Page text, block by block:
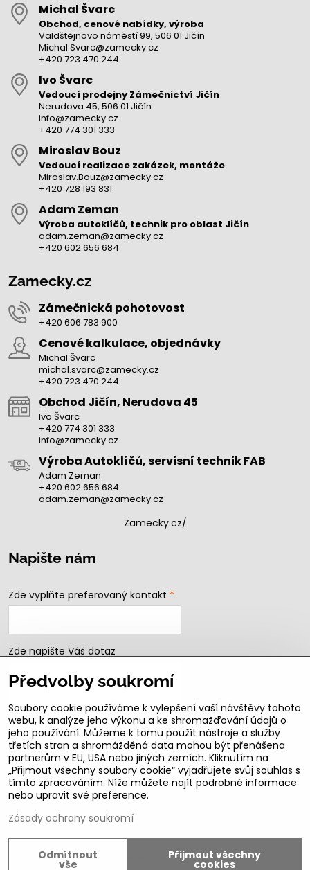
Michal Švarc
Obchod, cenové nabídky, výroba
Valdštějnovo náměstí 99, 506 01 Jičín
Michal.Svarc@zamecky.cz
+420 723 470 244
Ivo Švarc
Vedoucí prodejny Zámečnictví Jičín
Nerudova 45, 506 01 Jičín
info@zamecky.cz
+420 774 301 333
Miroslav Bouz
Vedoucí realizace zakázek, montáže
Miroslav.Bouz@zamecky.cz
+420 728 193 831
Adam Zeman
Výroba autoklíčů, technik pro oblast Jičín
adam.zeman@zamecky.cz
+420 602 656 684
Zamecky.cz
Zámečnická pohotovost
+420 606 783 900
Cenové kalkulace, objednávky
Michal Švarc
michal.svarc@zamecky.cz
+420 723 470 244
Obchod Jičín, Nerudova 45
Ivo Švarc
+420 774 301 333
info@zamecky.cz
Výroba Autoklíčů, servisní technik FAB
Adam Zeman
+420 602 656 684
adam.zeman@zamecky.cz
Zamecky.cz/
Napište nám
Zde vyplňte preferovaný kontakt *
Zde napište Váš dotaz
Odeslat
B2b podmínky pro registrované partnery
Copyright
Předvolby soukromí
Soubory cookie používáme k vylepšení vaší návštěvy tohoto
webu, k analýze jeho výkonu a ke shromažďování údajů o
jeho používání. Můžeme k tomu použít nástroje a služby
třetích stran a shromážděná data mohou být přenášena
partnerům v EU, USA nebo jiných zemích. Kliknutím na
„Přijmout všechny soubory cookie“ vyjadřujete svůj souhlas s
tímto zpracováním. Níže můžete najít podrobné informace
nebo upravit své preference.
Zásady ochrany soukromí
Přijmout všechny
cookies
Odmítnout
vše